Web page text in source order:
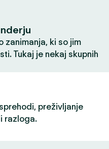
zanimanja, ki so jim
Tukaj je nekaj skupnih
preživljanje
razloga.